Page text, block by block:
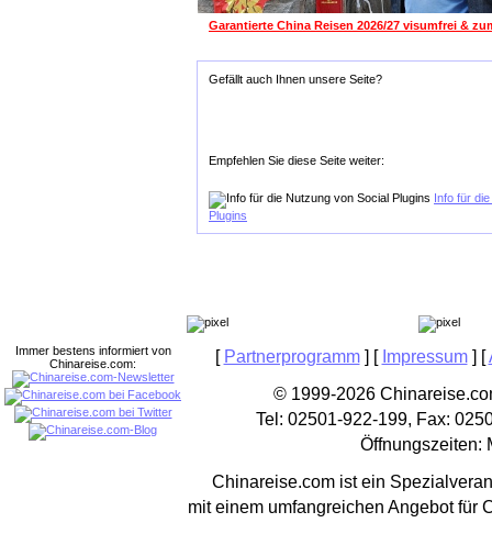
Garantierte China Reisen 2026/27 visumfrei &
Gefällt auch Ihnen unsere Seite?
Empfehlen Sie diese Seite weiter:
Info für
Plugins
[ Partnerprogramm] [ Impressum] [
© 1999-2026
Tel: 02501-922-199, Fax:
Öffnungszeiten:
Chinareise.com ist ein
mit einem umfangreichen Angebot für
Immer bestens informiert von
Chinareise.com: